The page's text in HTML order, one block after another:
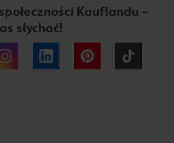
Kauflandu –
słychać!
Instagram LinkedIn Pinterest